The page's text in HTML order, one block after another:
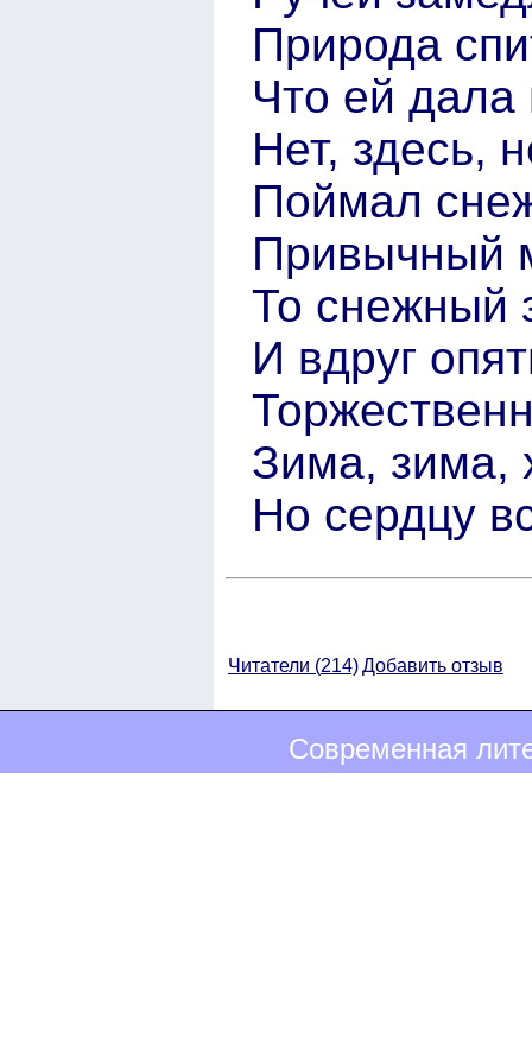
Природа
Что ей
Нет, здесь,
Поймал
Привычный
То снежный
И вдруг
Зима, зима,
Но сердцу
Читатели (214)Добавить отзыв
Современная